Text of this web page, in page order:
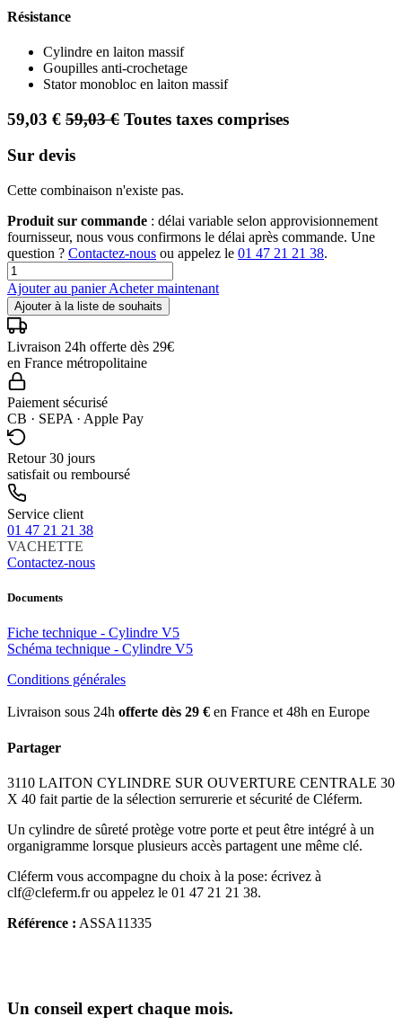
Résistance
Cylindre en laiton massif
Goupilles anti-crochetage
Stator monobloc en laiton massif
59,03 € 59,03€ Toutes taxes comprises
Sur devis
Cette combinaison n'existe pas.
Produit sur commande : délai variable selon approvisionnement
fournisseur, nous vous confirmons le délai après commande. Une
question ? Contactez-nous ou appelez le 01 47 21 21 38.
Ajouter au panierAcheter maintenant
Ajouter à la liste de souhaits
Livraison 24h offerte dès 29€
en France métropolitaine
Paiement sécurisé
CB · SEPA · Apple Pay
Retour 30 jours
satisfait ou remboursé
Service client
01 47 21 21 38
VACHETTE
Contactez-nous
Documents
Fiche technique - Cylindre V5
Schéma technique - Cylindre V5
Conditions générales
Livraison sous 24h offerte dès 29 € en France et 48h en Europe
Partager
3110 LAITON CYLINDRE SUR OUVERTURE CENTRALE 30
X 40 fait partie de la sélection serrurerie et sécurité de Cléferm.
Un cylindre de sûreté protège votre porte et peut être intégré à un
organigramme lorsque plusieurs accès partagent une même clé.
Cléferm vous accompagne du choix à la pose: écrivez à
clf@cleferm.fr ou appelez le 01 47 21 21 38.
Référence : ASSA11335
Un conseil expert chaque mois.